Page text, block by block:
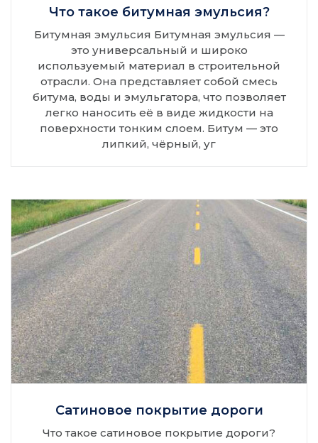
Что такое битумная эмульсия?
Битумная эмульсия Битумная эмульсия —
это универсальный и широко
используемый материал в строительной
отрасли. Она представляет собой смесь
битума, воды и эмульгатора, что позволяет
легко наносить её в виде жидкости на
поверхности тонким слоем. Битум — это
липкий, чёрный, уг
Сатиновое покрытие дороги
Что такое сатиновое покрытие дороги?